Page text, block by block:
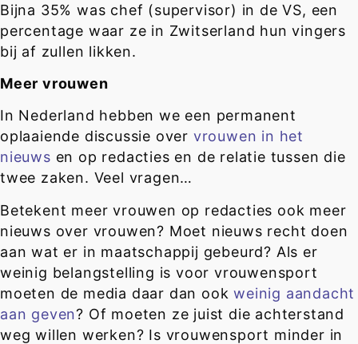
Bijna 35% was chef (supervisor) in de VS, een
percentage waar ze in Zwitserland hun vingers
bij af zullen likken.
Meer vrouwen
In Nederland hebben we een permanent
oplaaiende discussie over vrouwen in het
nieuws en op redacties en de relatie tussen die
twee zaken. Veel vragen…
Betekent meer vrouwen op redacties ook meer
nieuws over vrouwen? Moet nieuws recht doen
aan wat er in maatschappij gebeurd? Als er
weinig belangstelling is voor vrouwensport
moeten de media daar dan ookweinig aandacht
aan geven? Of moeten ze juist die achterstand
weg willen werken? Is vrouwensport minder in